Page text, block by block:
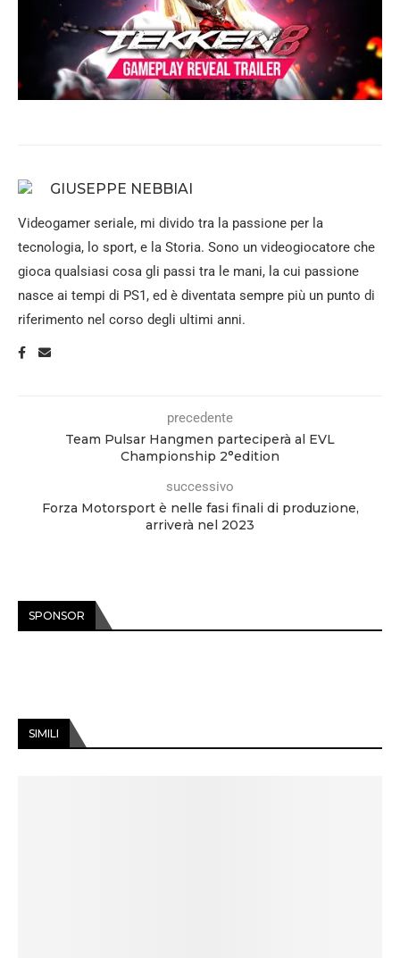
GIUSEPPE NEBBIAI
Videogamer seriale, mi divido tra la passione per la
tecnologia, lo sport, e la Storia. Sono un videogiocatore che
gioca qualsiasi cosa gli passi tra le mani, la cui passione
nasce ai tempi di PS1, ed è diventata sempre più un punto di
riferimento nel corso degli ultimi anni.
precedente
Team Pulsar Hangmen parteciperà al EVL
Championship 2°edition
successivo
Forza Motorsport è nelle fasi finali di produzione,
arriverà nel 2023
SPONSOR
SIMILI